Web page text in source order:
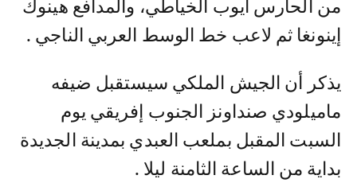
من الحارس أيوب الخياطي، والمدافع هينوك
إينونغا ثم لاعب خط الوسط العربي الناجي .
يذكر أن الجيش الملكي سيستقبل ضيفه
ماميلودي صنداونز الجنوب إفريقي يوم
السبت المقبل بملعب العبدي بمدينة الجديدة
بداية من الساعة الثامنة ليلا .